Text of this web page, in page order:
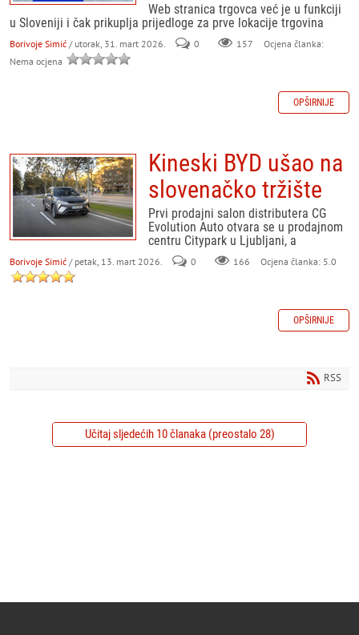
Web stranica trgovca već je u funkciji
u Sloveniji i čak prikuplja prijedloge za prve lokacije trgovina
Borivoje Simić / utorak, 31. mart 2026. 0 157
Ocjena članka:
Nema ocjena
OPŠIRNIJE
Kineski BYD ušao na
slovenačko tržište
Prvi prodajni salon distributera CG
Evolution Auto otvara se u prodajnom
centru Citypark u Ljubljani, a
Borivoje Simić / petak, 13. mart 2026. 0 166 Ocjena članka: 5.0
OPŠIRNIJE
RSS
Učitaj sljedećih 10 članaka (preostalo 28)